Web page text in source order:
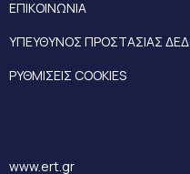
ΕΠΙΚΟΙΝΩΝΙΑ
ΥΠΕΥΘΥΝΟΣ ΠΡΟΣΤΑΣΙΑΣ
ΡΥΘΜΙΣΕΙΣ COOKIES
www.ert.gr